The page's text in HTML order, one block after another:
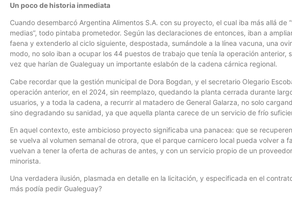
Un poco de historia inmediata
Cuando desembarcó Argentina Alimentos S.A. con su proyecto, el cual iba más allá de
medias”, todo pintaba prometedor. Según las declaraciones de entonces, iban a
faena y extenderlo al ciclo siguiente, despostada, sumándole a la línea vacuna, una
modo, no solo iban a ocupar los 44 puestos de trabajo que tenía la operación anterior,
vez que harían de Gualeguay un importante eslabón de la cadena cárnica regional.
Cabe recordar que la gestión municipal de Dora Bogdan, y el secretario Olegario
operación anterior, en el 2024, sin reemplazo, quedando la planta cerrada durante
usuarios, y a toda la cadena, a recurrir al matadero de General Galarza, no solo
sino degradando su sanidad, ya que aquella planta carece de un servicio de frío
En aquel contexto, este ambicioso proyecto significaba una panacea: que se
se vuelva al volumen semanal de otrora, que el parque carnicero local pueda volver a
vuelvan a tener la oferta de achuras de antes, y con un servicio propio de un
minorista.
Una verdadera ilusión, plasmada en detalle en la licitación, y especificada en el
más podía pedir Gualeguay?